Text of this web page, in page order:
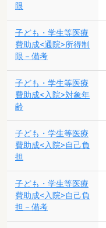
限
子ども・学生等医療
費助成<通院>所得制
限－備考
子ども・学生等医療
費助成<入院>対象年
齢
子ども・学生等医療
費助成<入院>自己負
担
子ども・学生等医療
費助成<入院>自己負
担－備考